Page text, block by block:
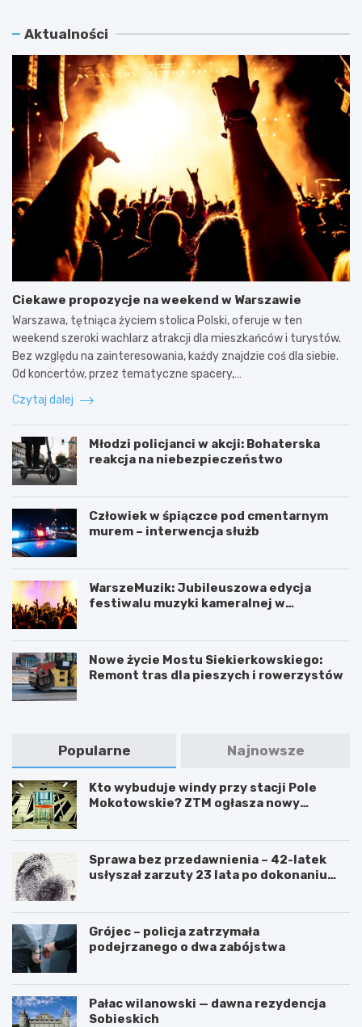
Aktualności
Ciekawe propozycje na weekend w Warszawie
Warszawa, tętniąca życiem stolica Polski, oferuje w ten
weekend szeroki wachlarz atrakcji dla mieszkańców i turystów.
Bez względu na zainteresowania, każdy znajdzie coś dla siebie.
Od koncertów, przez tematyczne spacery,…
Czytaj dalej
Młodzi policjanci w akcji: Bohaterska
reakcja na niebezpieczeństwo
Człowiek w śpiączce pod cmentarnym
murem – interwencja służb
WarszeMuzik: Jubileuszowa edycja
festiwalu muzyki kameralnej w
Nowe życie Mostu Siekierkowskiego:
Remont tras dla pieszych i rowerzystów
Popularne Najnowsze
Kto wybuduje windy przy stacji Pole
Mokotowskie? ZTM ogłasza nowy
Sprawa bez przedawnienia – 42-latek
usłyszał zarzuty 23 lata po dokonaniu
Grójec – policja zatrzymała
podejrzanego o dwa zabójstwa
Pałac wilanowski — dawna rezydencja
Sobieskich